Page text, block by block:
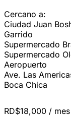
Cercano a:
Ciudad Juan
Garrido
Supermercado
Supermercado
Aeropuerto
Ave. Las
Boca Chica
RD$18,000 / mes